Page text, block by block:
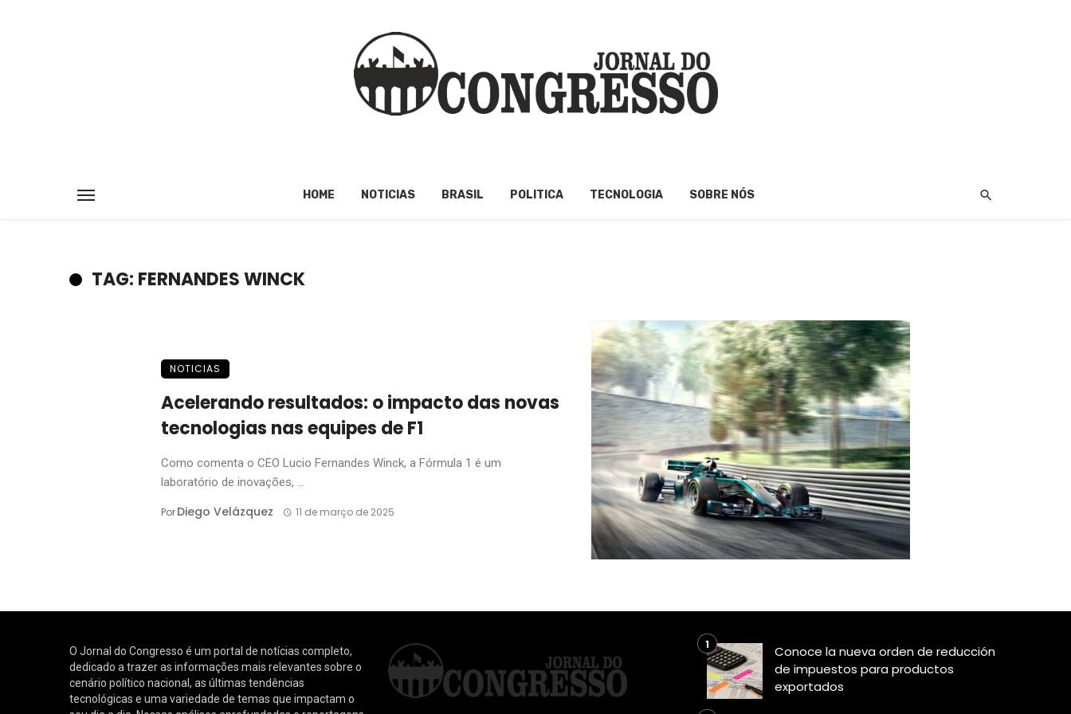
HOME NOTICIAS BRASIL POLITICA TECNOLOGIA SOBRE NÓS
TAG: FERNANDES WINCK
NOTICIAS
Acelerando resultados: o impacto das novas
tecnologias nas equipes de F1
Como comenta o CEO Lucio Fernandes Winck, a Fórmula 1 é um
laboratório de inovações, ...
PorDiego Velázquez 11 de março de 2025
O Jornal do Congresso é um portal de notícias completo,
dedicado a trazer as informações mais relevantes sobre o
cenário político nacional, as últimas tendências
tecnológicas e uma variedade de temas que impactam o
Conoce la nueva orden de reducción
de impuestos para productos
exportados